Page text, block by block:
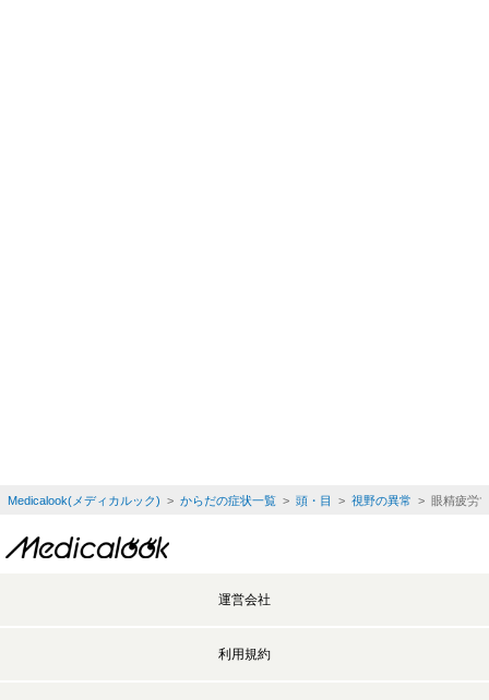
Medicalook(メディカルック) > からだの症状一覧> 頭・目 > 視野の異常 > 眼精疲労
運営会社
利用規約